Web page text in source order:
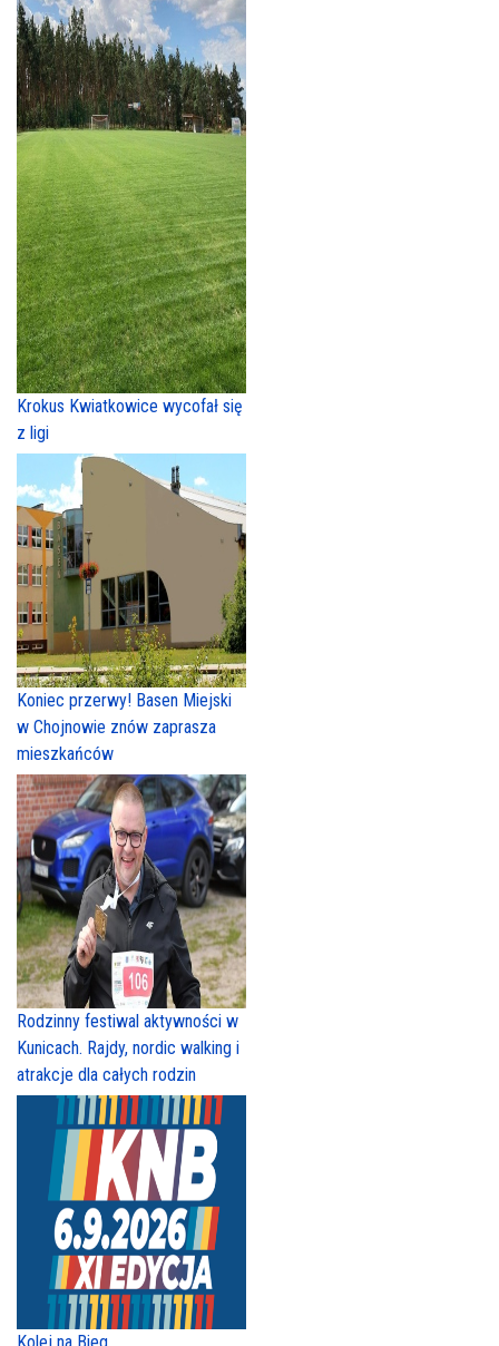
Krokus Kwiatkowice wycofał się
z ligi
Koniec przerwy! Basen Miejski
w Chojnowie znów zaprasza
mieszkańców
Rodzinny festiwal aktywności w
Kunicach. Rajdy, nordic walking i
atrakcje dla całych rodzin